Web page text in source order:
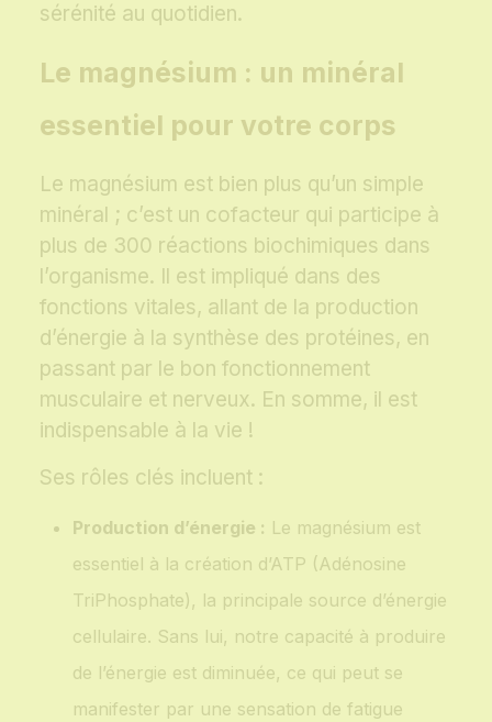
sérénité au quotidien.
Le magnésium : un minéral
essentiel pour votre corps
Le magnésium est bien plus qu’un simple
minéral ; c’est un cofacteur qui participe à
plus de 300 réactions biochimiques dans
l’organisme. Il est impliqué dans des
fonctions vitales, allant de la production
d’énergie à la synthèse des protéines, en
passant par le bon fonctionnement
musculaire et nerveux. En somme, il est
indispensable à la vie !
Ses rôles clés incluent :
Production d’énergie : Le magnésium est
essentiel à la création d’ATP (Adénosine
TriPhosphate), la principale source d’énergie
cellulaire. Sans lui, notre capacité à produire
de l’énergie est diminuée, ce qui peut se
manifester par une sensation de fatigue